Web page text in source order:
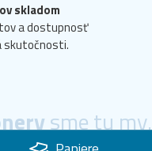
skladom
a dostupnosť
skutočnosti.
sme tu my.